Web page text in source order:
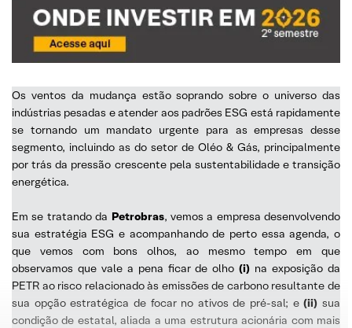
Os ventos da mudança estão soprando sobre o universo das
indústrias pesadas e atender aos padrões ESG está rapidamente
se tornando um mandato urgente para as empresas desse
segmento, incluindo as do setor de Oléo & Gás, principalmente
por trás da pressão crescente pela sustentabilidade e transição
energética.
Em se tratando da Petrobras, vemos a empresa desenvolvendo
sua estratégia ESG e acompanhando de perto essa agenda, o
que vemos com bons olhos, ao mesmo tempo em que
observamos que vale a pena ficar de olho(i) na exposição da
PETR ao risco relacionado às emissões de carbono resultante de
sua opção estratégica de focar no ativos de pré-sal; e(ii) sua
condição de estatal, aliada a uma estrutura acionária com mais